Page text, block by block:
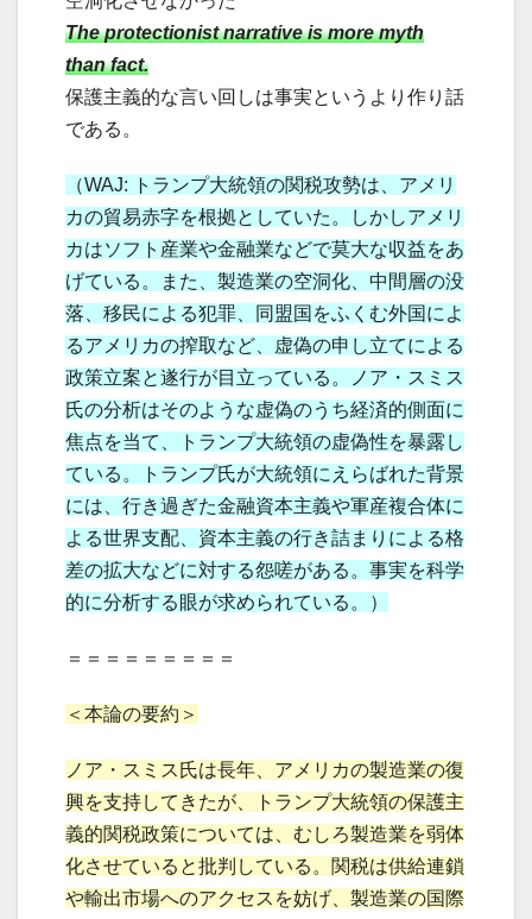
The protectionist narrative is more myth
than fact.
保護主義的な言い回しは事実というより作り話
である。
（WAJ: トランプ大統領の関税攻勢は、アメリ
カの貿易赤字を根拠としていた。しかしアメリ
カはソフト産業や金融業などで莫大な収益をあ
げている。また、製造業の空洞化、中間層の没
落、移民による犯罪、同盟国をふくむ外国によ
るアメリカの搾取など、虚偽の申し立てによる
政策立案と遂行が目立っている。ノア・スミス
氏の分析はそのような虚偽のうち経済的側面に
焦点を当て、トランプ大統領の虚偽性を暴露し
ている。トランプ氏が大統領にえらばれた背景
には、行き過ぎた金融資本主義や軍産複合体に
よる世界支配、資本主義の行き詰まりによる格
差の拡大などに対する怨嗟がある。事実を科学
的に分析する眼が求められている。）
＝＝＝＝＝＝＝＝＝
＜本論の要約＞
ノア・スミス氏は長年、アメリカの製造業の復
興を支持してきたが、トランプ大統領の保護主
義的関税政策については、むしろ製造業を弱体
化させていると批判している。関税は供給連鎖
や輸出市場へのアクセスを妨げ、製造業の国際